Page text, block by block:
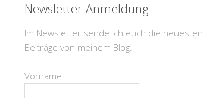
Newsletter-Anmeldung
Im Newsletter sende ich euch die neuesten
Beiträge von meinem Blog.
Vorname